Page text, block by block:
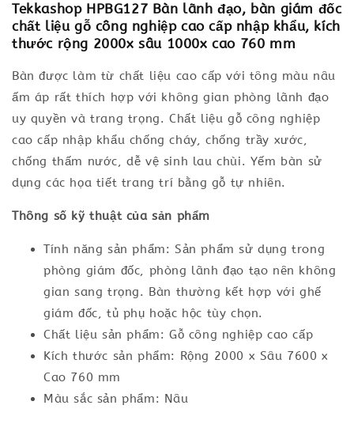
Tekkashop HPBG127 Bàn lãnh đạo, bàn giám đốc
chất liệu gỗ công nghiệp cao cấp nhập khẩu, kích
thước rộng 2000x sâu 1000x cao 760 mm
Bàn được làm từ chất liệu cao cấp với tông màu nâu
ấm áp rất thích hợp với không gian phòng lãnh đạo
uy quyền và trang trọng. Chất liệu gỗ công nghiệp
cao cấp nhập khẩu chống cháy, chống trầy xước,
chống thấm nước, dễ vệ sinh lau chùi. Yếm bàn sử
dụng các họa tiết trang trí bằng gỗ tự nhiên.
Thông số kỹ thuật của sản phẩm
Tính năng sản phẩm: Sản phẩm sử dụng trong
phòng giám đốc, phòng lãnh đạo tạo nên không
gian sang trọng. Bàn thường kết hợp với ghế
giám đốc, tủ phụ hoặc hộc tùy chọn.
Chất liệu sản phẩm: Gỗ công nghiệp cao cấp
Kích thước sản phẩm: Rộng 2000 x Sâu 7600 x
Cao 760 mm
Màu sắc sản phẩm: Nâu